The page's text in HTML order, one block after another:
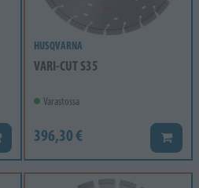
Lisää koriin
HUSQVARNA
VARI-CUT S35
Varastossa
396,30 € Lisää